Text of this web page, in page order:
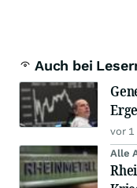
Auch bei
vor 1
Alle